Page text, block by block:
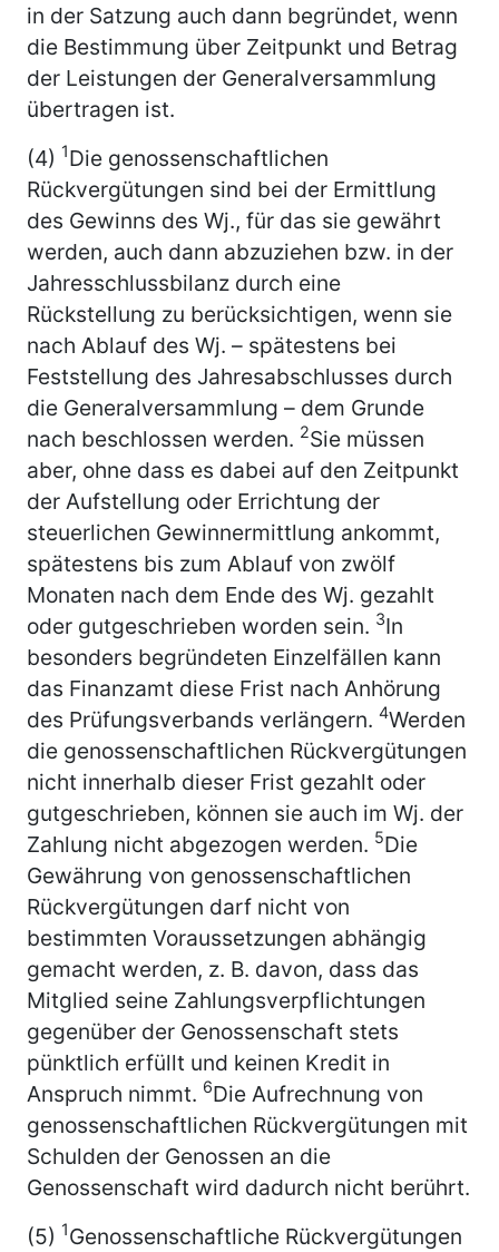
in der Satzung auch dann begründet, wenn
die Bestimmung über Zeitpunkt und Betrag
der Leistungen der Generalversammlung
übertragen ist.
(4) 1Die genossenschaftlichen
Rückvergütungen sind bei der Ermittlung
des Gewinns des Wj., für das sie gewährt
werden, auch dann abzuziehen bzw. in der
Jahresschlussbilanz durch eine
Rückstellung zu berücksichtigen, wenn sie
nach Ablauf des Wj. – spätestens bei
Feststellung des Jahresabschlusses durch
die Generalversammlung – dem Grunde
nach beschlossen werden. 2Sie müssen
aber, ohne dass es dabei auf den Zeitpunkt
der Aufstellung oder Errichtung der
steuerlichen Gewinnermittlung ankommt,
spätestens bis zum Ablauf von zwölf
Monaten nach dem Ende des Wj. gezahlt
oder gutgeschrieben worden sein. 3In
besonders begründeten Einzelfällen kann
das Finanzamt diese Frist nach Anhörung
des Prüfungsverbands verlängern. 4Werden
die genossenschaftlichen Rückvergütungen
nicht innerhalb dieser Frist gezahlt oder
gutgeschrieben, können sie auch im Wj. der
Zahlung nicht abgezogen werden. 5Die
Gewährung von genossenschaftlichen
Rückvergütungen darf nicht von
bestimmten Voraussetzungen abhängig
gemacht werden, z. B. davon, dass das
Mitglied seine Zahlungsverpflichtungen
gegenüber der Genossenschaft stets
pünktlich erfüllt und keinen Kredit in
Anspruch nimmt. 6Die Aufrechnung von
genossenschaftlichen Rückvergütungen mit
Schulden der Genossen an die
Genossenschaft wird dadurch nicht berührt.
(5) 1Genossenschaftliche Rückvergütungen